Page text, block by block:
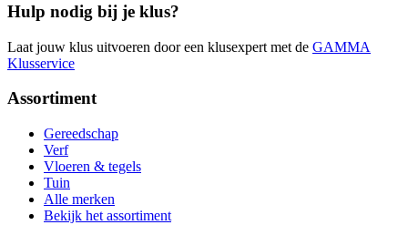
Hulp nodig bij je klus?
Laat jouw klus uitvoeren door een klusexpert met de GAMMA
Klusservice
Assortiment
Gereedschap
Verf
Vloeren & tegels
Tuin
Alle merken
Bekijk het assortiment